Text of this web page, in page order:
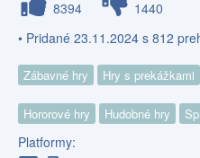
8394
1440
• Pridané 23.11.2024 s 812
Zábavné hry Hry s prekážkami
Hororové hry Hudobné hry
Platformy: